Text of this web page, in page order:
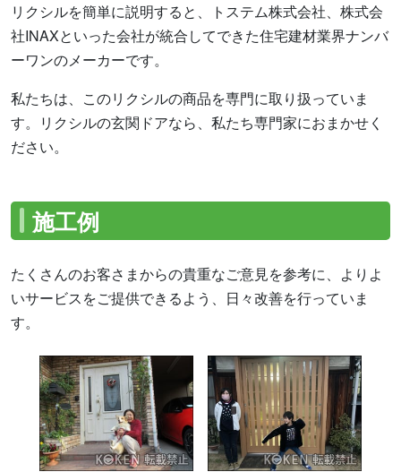
リクシルを簡単に説明すると、トステム株式会社、株式会
社INAXといった会社が統合してできた住宅建材業界ナンバ
ーワンのメーカーです。
私たちは、このリクシルの商品を専門に取り扱っていま
す。リクシルの玄関ドアなら、私たち専門家におまかせく
ださい。
施工例
たくさんのお客さまからの貴重なご意見を参考に、よりよ
いサービスをご提供できるよう、日々改善を行っていま
す。